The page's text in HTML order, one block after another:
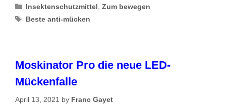
Categories
Insektenschutzmittel ,Zum bewegen
Tags
Beste anti-mücken
Moskinator Pro die neue LED-
Mückenfalle
April 13, 2021 by Franc Gayet